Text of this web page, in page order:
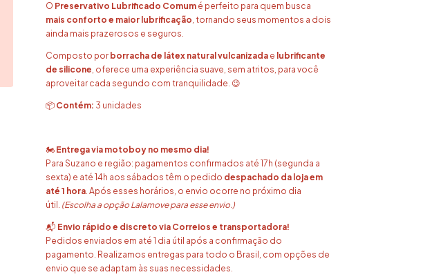
O Preservativo Lubrificado Comum é perfeito para quem busca
mais conforto e maior lubrificação, tornando seus momentos a dois
ainda mais prazerosos e seguros.
Composto por borracha de látex natural vulcanizada e lubrificante
de silicone, oferece uma experiência suave, sem atritos, para você
aproveitar cada segundo com tranquilidade. 😉
📦 Contém: 3 unidades
🏍️ Entrega via motoboy no mesmo dia!
Para Suzano e região: pagamentos confirmados até 17h (segunda a
sexta) e até 14h aos sábados têm o pedido despachado da loja em
até 1 hora. Após esses horários, o envio ocorre no próximo dia
útil. (Escolha a opção Lalamove para esse envio.)
📬 Envio rápido e discreto via Correios e transportadora!
Pedidos enviados em até 1 dia útil após a confirmação do
pagamento. Realizamos entregas para todo o Brasil, com opções de
envio que se adaptam às suas necessidades.